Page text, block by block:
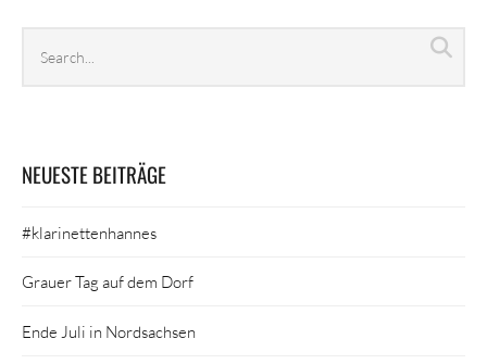
archives
NEUESTE BEITRÄGE
#klarinettenhannes
Grauer Tag auf dem Dorf
Ende Juli in Nordsachsen